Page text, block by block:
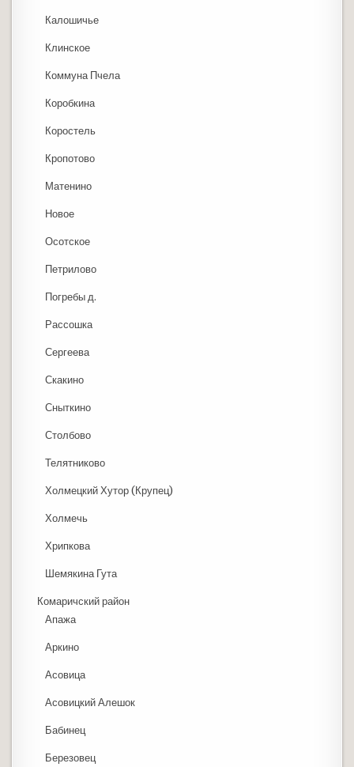
Калошичье
Клинское
Коммуна Пчела
Коробкина
Коростель
Кропотово
Матенино
Новое
Осотское
Петрилово
Погребы д.
Рассошка
Сергеева
Скакино
Сныткино
Столбово
Телятниково
Холмецкий Хутор (Крупец)
Холмечь
Хрипкова
Шемякина Гута
Комаричский район
Апажа
Аркино
Асовица
Асовицкий Алешок
Бабинец
Березовец